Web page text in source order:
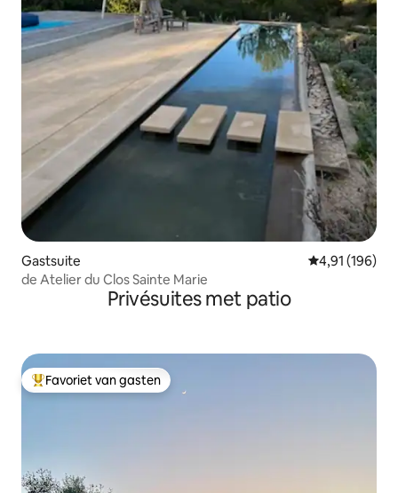
Gastsuite Gemiddelde
4,91 (196)
de Atelier du Clos Sainte Marie
Privésuites met patio
Topfavoriet van gasten
Favoriet van gasten